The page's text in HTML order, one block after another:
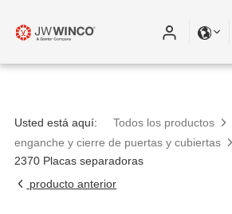
Usted está aquí: Todos los productos
enganche y cierre de puertas y cubiertas
2370 Placas separadoras
producto anterior